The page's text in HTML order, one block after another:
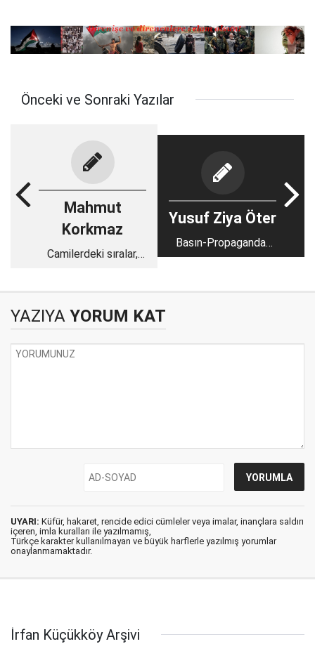
Önceki ve Sonraki Yazılar
Mahmut
Korkmaz
Camilerdeki sıralar,
Yusuf Ziya Öter
Basın-Propaganda-
Algı
YAZIYA YORUM KAT
UYARI: Küfür, hakaret, rencide edici cümleler veya imalar, inançlara saldırı
içeren, imla kuralları ile yazılmamış,
Türkçe karakter kullanılmayan ve büyük harflerle yazılmış yorumlar
onaylanmamaktadır.
İrfan Küçükköy Arşivi